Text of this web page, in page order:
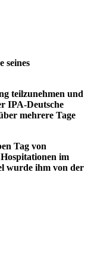
seines
teilzunehmen und
IPA-Deutsche
mehrere Tage
Tag von
im
wurde ihm von der